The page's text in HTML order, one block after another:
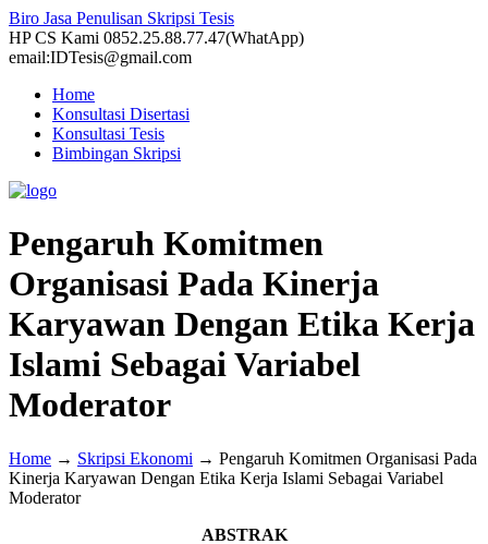
Biro Jasa Penulisan Skripsi Tesis
HP CS Kami 0852.25.88.77.47(WhatApp)
email:IDTesis@gmail.com
Home
Konsultasi Disertasi
Konsultasi Tesis
Bimbingan Skripsi
Pengaruh Komitmen
Organisasi Pada Kinerja
Karyawan Dengan Etika Kerja
Islami Sebagai Variabel
Moderator
Home → Skripsi Ekonomi → Pengaruh Komitmen Organisasi Pada
Kinerja Karyawan Dengan Etika Kerja Islami Sebagai Variabel
Moderator
ABSTRAK